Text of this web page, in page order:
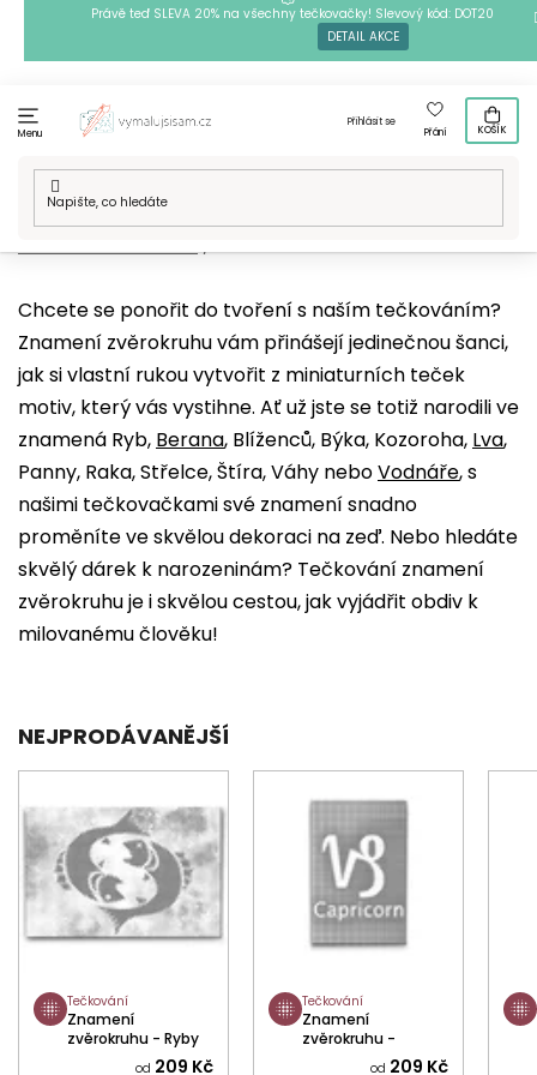
Právě teď SLEVA 20% na všechny tečkovačky! Slevový kód: DOT20
DETAIL AKCE
Menu
Přihlásit se
Přání
KOŠÍK
Domů
Chcete se ponořit do tvoření s naším tečkováním?
Znamení zvěrokruhu vám přinášejí jedinečnou šanci,
jak si vlastní rukou vytvořit z miniaturních teček
motiv, který vás vystihne. Ať už jste se totiž narodili ve
znamená Ryb, Berana, Blíženců, Býka, Kozoroha, Lva,
Panny, Raka, Střelce, Štíra, Váhy neboVodnáře, s
našimi tečkovačkami své znamení snadno
proměníte ve skvělou dekoraci na zeď. Nebo hledáte
skvělý dárek k narozeninám? Tečkování znamení
zvěrokruhu je i skvělou cestou, jak vyjádřit obdiv k
milovanému člověku!
NEJPRODÁVANĚJŠÍ
Tečkování
Znamení
zvěrokruhu - Ryby
od 209 Kč
Tečkování
Znamení
zvěrokruhu -
od 209 Kč